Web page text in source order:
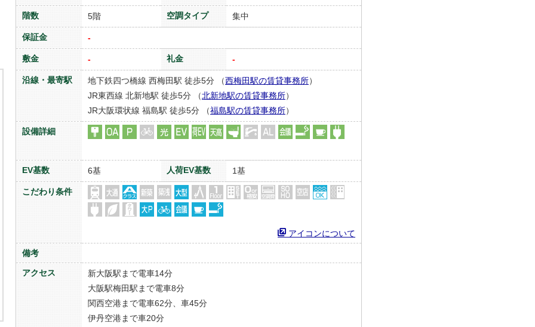
階数 5階 空調タイプ 集中
保証金 -
敷金 - 礼金 -
沿線・最寄駅 地下鉄四つ橋線 西梅田駅 徒歩5分 （西梅田駅の賃貸事務所）
JR東西線 北新地駅 徒歩5分 （北新地駅の賃貸事務所）
JR大阪環状線 福島駅 徒歩5分 （福島駅の賃貸事務所）
設備詳細
EV基数 6基 人荷EV基数 1基
こだわり条件
アイコンについて
備考
アクセス
新大阪駅まで電車14分
大阪駅梅田駅まで電車8分
関西空港まで電車62分、車45分
伊丹空港まで車20分